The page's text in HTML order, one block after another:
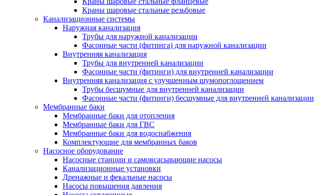
Краны шаровые стальные резьбовые
Канализационные системы
Наружная канализация
Трубы для наружной канализации
Фасонные части (фитинга) для наружной канализации
Внутренняя канализация
Трубы для внутренней канализации
Фасонные части (фитинги) для внутренней канализации
Внутренняя канализация с улучшенным шумопоглощением
Трубы бесшумные для внутренней канализации
Фасонные части (фитинги) бесшумные для внутренней канализации
Мембранные баки
Мембранные баки для отопления
Мембранные баки для ГВС
Мембранные баки для водоснабжения
Комплектующие для мембранных баков
Насосное оборудование
Насосные станции и самовсасывающие насосы
Канализационные установки
Дренажные и фекальные насосы
Насосы повышения давления